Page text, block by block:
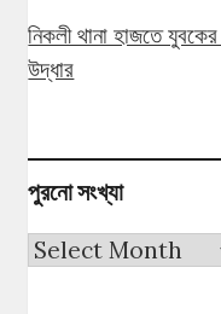
নিকলী থানা হাজতে
উদ্ধার
পুরনো সংখ্যা
পুরনো